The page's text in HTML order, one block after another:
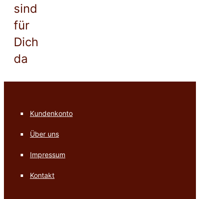
sind
für
Dich
da
Kundenkonto
Über uns
Impressum
Kontakt